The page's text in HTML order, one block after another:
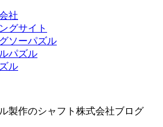
社
グサイト
ソーパズル
パズル
ル
製作のシャフト株式会社ブログ